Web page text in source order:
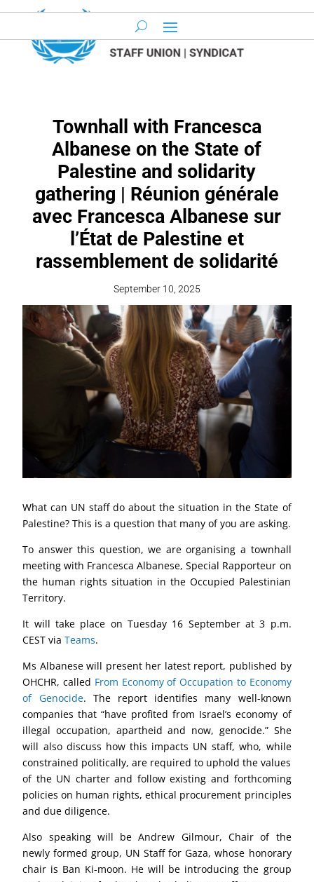
Townhall with Francesca
Albanese on the State of
Palestine and solidarity
gathering | Réunion générale
avec Francesca Albanese sur
l’État de Palestine et
rassemblement de solidarité
September 10, 2025
What can UN staff do about the situation in the State of
Palestine? This is a question that many of you are asking.
To answer this question, we are organising a townhall
meeting with Francesca Albanese, Special Rapporteur on
the human rights situation in the Occupied Palestinian
Territory.
It will take place on Tuesday 16 September at 3 p.m.
CEST viaTeams.
Ms Albanese will present her latest report, published by
OHCHR, called From Economy of Occupation to Economy
of Genocide. The report identifies many well-known
companies that “have profited from Israel’s economy of
illegal occupation, apartheid and now, genocide.” She
will also discuss how this impacts UN staff, who, while
constrained politically, are required to uphold the values
of the UN charter and follow existing and forthcoming
policies on human rights, ethical procurement principles
and due diligence.
Also speaking will be Andrew Gilmour, Chair of the
newly formed group, UN Staff for Gaza, whose honorary
chair is Ban Ki-moon. He will be introducing the group